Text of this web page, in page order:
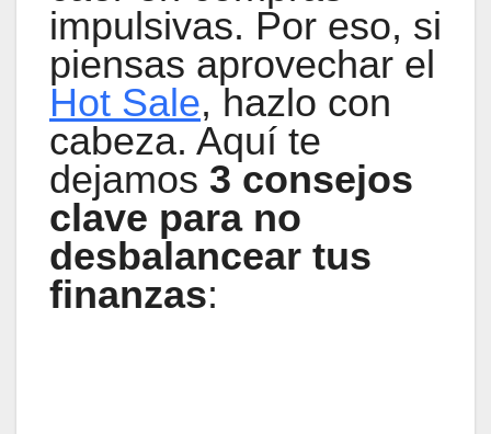
impulsivas. Por eso, si
piensas aprovechar el
Hot Sale, hazlo con
cabeza. Aquí te
dejamos 3 consejos
clave para no
desbalancear tus
finanzas: